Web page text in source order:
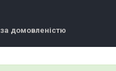
за домовленістю